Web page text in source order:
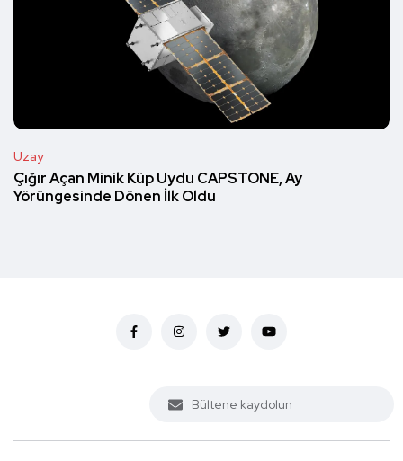
Uzay
Çığır Açan Minik Küp Uydu CAPSTONE, Ay
Yörüngesinde Dönen İlk Oldu